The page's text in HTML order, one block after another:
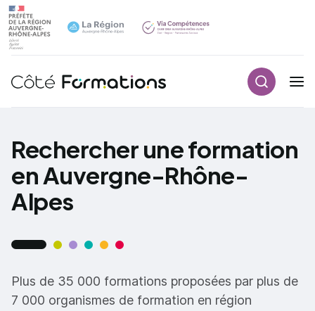
Navigation principale
Rechercher une formation
en Auvergne-Rhône-
Alpes
Plus de 35 000 formations proposées par plus de
7 000 organismes de formation en région